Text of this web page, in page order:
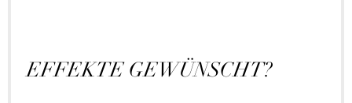
EFFEKTE GEWÜNSCHT?